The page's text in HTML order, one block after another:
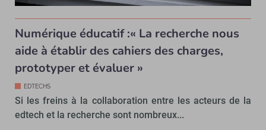
Numérique éducatif :« La recherche nous
aide à établir des cahiers des charges,
prototyper et évaluer »
EDTECHS
Si les freins à la collaboration entre les acteurs de la
edtech et la recherche sont nombreux...